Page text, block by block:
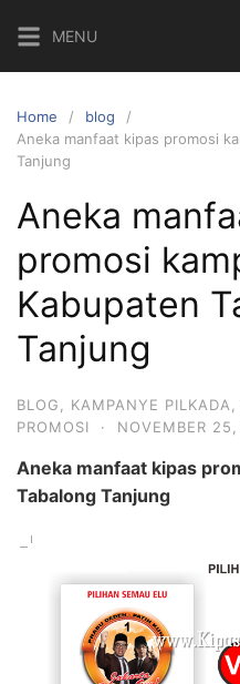
content
MENU
Home
blog
Aneka manfaat kipas promosi
Tanjung
Aneka
promosi
Kabupaten
Tanjung
BLOG KAMPANYE PILKADA
PROMOSI
· NOVEMBER
Aneka manfaat kipas
Tabalong Tanjung